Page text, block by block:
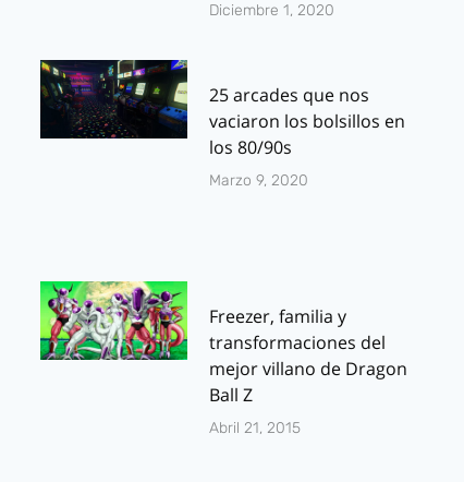
Diciembre 1, 2020
25 arcades que nos
vaciaron los bolsillos en
los 80/90s
Marzo 9, 2020
Freezer, familia y
transformaciones del
mejor villano de Dragon
Ball Z
Abril 21, 2015